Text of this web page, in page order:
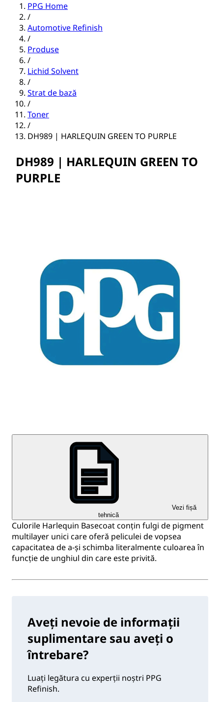
PPG Home
/
Automotive Refinish
/
Produse
/
Lichid Solvent
/
Strat de bază
/
Toner
/
DH989 | HARLEQUIN GREEN TO PURPLE
DH989 | HARLEQUIN GREEN TO
PURPLE
Vezi fișă
tehnică
Culorile Harlequin Basecoat conțin fulgi de pigment
multilayer unici care oferă peliculei de vopsea
capacitatea de a-și schimba literalmente culoarea în
funcție de unghiul din care este privită.
Aveți nevoie de informații
suplimentare sau aveți o
întrebare?
Luați legătura cu experții noștri PPG
Refinish.